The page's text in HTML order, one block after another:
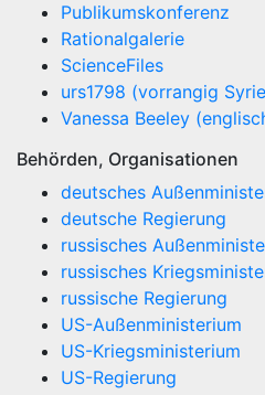
Publikumskonferenz
Rationalgalerie
ScienceFiles
urs1798 (vorrangig
Vanessa Beeley
Behörden, Organisationen
deutsches
deutsche Regierung
russisches
russisches
russische Regierung
US-Außenministerium
US-Kriegsministerium
US-Regierung